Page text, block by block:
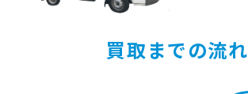
買取までの流れ